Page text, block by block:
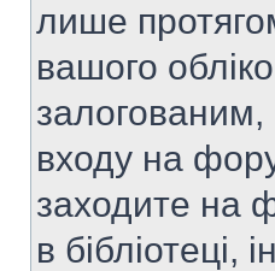
лише
вашого
залогованим,
входу на
заходите на
в бібліотеці,